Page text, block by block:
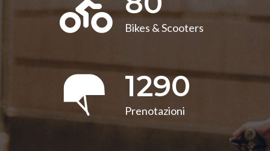
Bikes & Scooters
1290
Prenotazioni